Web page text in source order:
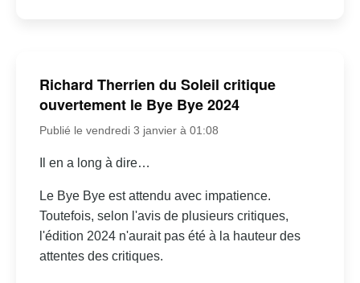
Richard Therrien du Soleil critique
ouvertement le Bye Bye 2024
Publié le vendredi 3 janvier à 01:08
Il en a long à dire…
Le Bye Bye est attendu avec impatience.
Toutefois, selon l'avis de plusieurs critiques,
l'édition 2024 n'aurait pas été à la hauteur des
attentes des critiques.